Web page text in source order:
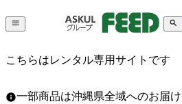
こちらはレンタル専用サイトです
一部商品は沖縄県全域へのお届